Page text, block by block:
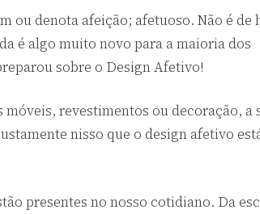
ou denota afeição; afetuoso. Não é de
é algo muito novo para a maioria dos
sobre o Design Afetivo!
revestimentos ou decoração, a
nisso que o design afetivo
presentes no nosso cotidiano. Da